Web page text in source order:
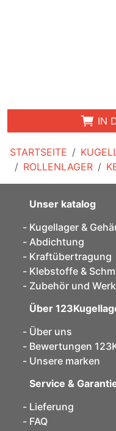
STARTSEITE
ROLLENLAGER
IN
Unser katalog
Kugellager &
Abdichtung
Kraftübertragung
Klebstoffe &
Zubehör und
Über
Über uns
Bewertungen
Unsere marken
Service &
Lieferung
FAQ